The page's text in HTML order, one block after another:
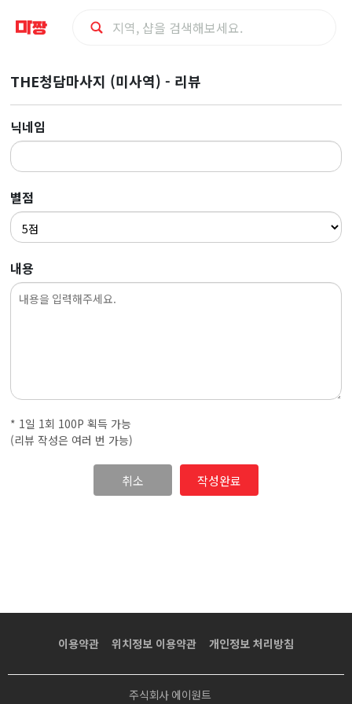
마
사
지
최
저
가
예
내
근
지
가
THE청담마사지 (미사역) - 리뷰
닉네임
별점
내용
* 1일 1회 100P 획득 가능
(리뷰 작성은 여러 번 가능)
취소
이용약관 위치정보 이용약관 개인정보 처리방침
주식회사 에이원트